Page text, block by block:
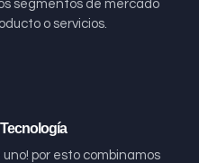
segmentos de mercado
o servicios.
uno! por esto combinamos